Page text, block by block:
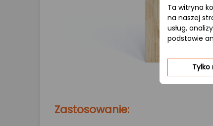
Zastosowanie:
Ta witryna
na naszej
usług,
podstawie
Tylko